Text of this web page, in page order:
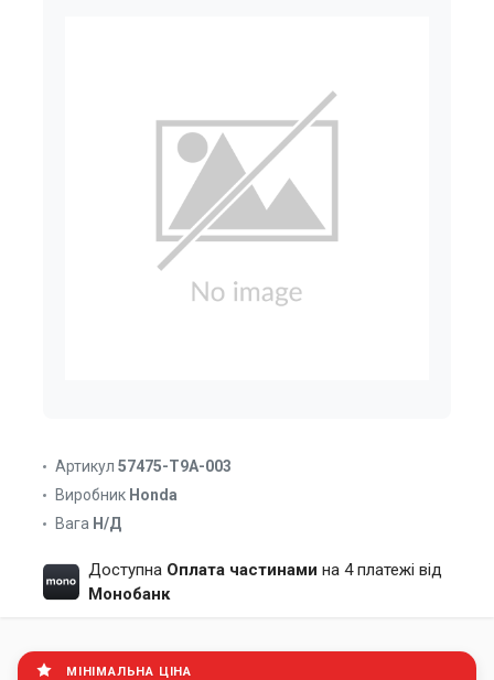
Артикул 57475-T9A-003
Виробник Honda
Вага Н/Д
Доступна Оплата частинами на 4 платежі від
Монобанк
МІНІМАЛЬНА ЦІНА